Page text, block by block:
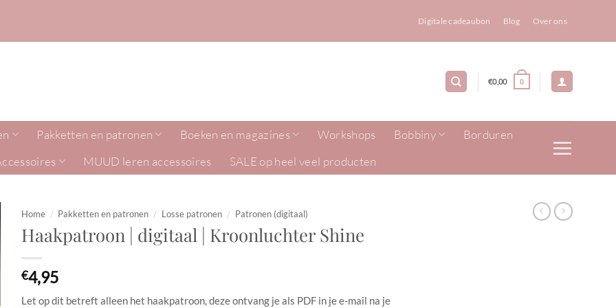
Digitale cadeaubon Blog Over ons
€0,00 0
Pakketten en patronen Boeken en magazines Workshops Bobbiny
Borduren
MUUD leren accessoires SALE op heel veel producten
Home / Pakketten en patronen / Losse patronen / Patronen (digitaal)
Haakpatroon | digitaal | Kroonluchter Shine
€4,95
Let op dit betreft alleen het haakpatroon, deze ontvang je als PDF in je e-mail na je